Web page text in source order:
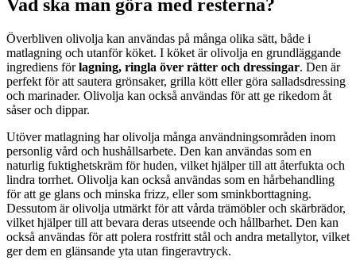
Vad ska man göra med resterna?
Överbliven olivolja kan användas på många olika sätt, både i
matlagning och utanför köket. I köket är olivolja en grundläggande
ingrediens förlagning, ringla över rätter och dressingar. Den är
perfekt för att sautera grönsaker, grilla kött eller göra salladsdressing
och marinader. Olivolja kan också användas för att ge rikedom åt
såser och dippar.
Utöver matlagning har olivolja många användningsområden inom
personlig vård och hushållsarbete. Den kan användas som en
naturlig fuktighetskräm för huden, vilket hjälper till att återfukta och
lindra torrhet. Olivolja kan också användas som en hårbehandling
för att ge glans och minska frizz, eller som sminkborttagning.
Dessutom är olivolja utmärkt för att vårda trämöbler och skärbrädor,
vilket hjälper till att bevara deras utseende och hållbarhet. Den kan
också användas för att polera rostfritt stål och andra metallytor, vilket
ger dem en glänsande yta utan fingeravtryck.